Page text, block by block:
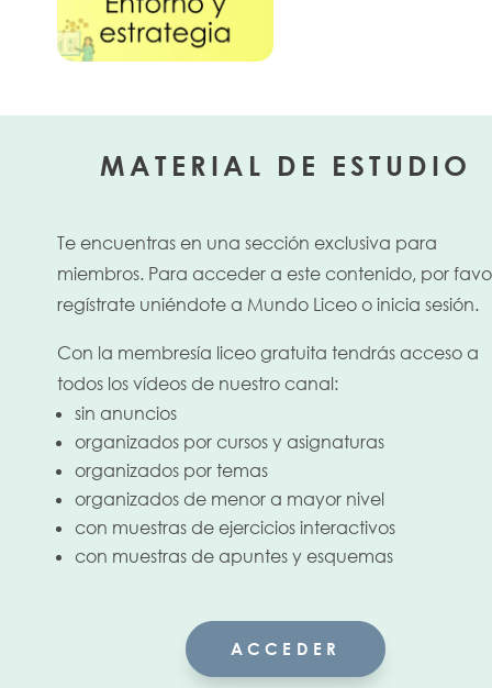
MATERIAL DE ESTUDIO
Te encuentras en una sección exclusiva para
miembros. Para acceder a este contenido, por
regístrate uniéndote a Mundo Liceo o inicia sesión.
Con la membresía liceo gratuita tendrás acceso a
todos los vídeos de nuestro canal:
sin anuncios
organizados por cursos y asignaturas
organizados por temas
organizados de menor a mayor nivel
con muestras de ejercicios interactivos
con muestras de apuntes y esquemas
ACCEDER